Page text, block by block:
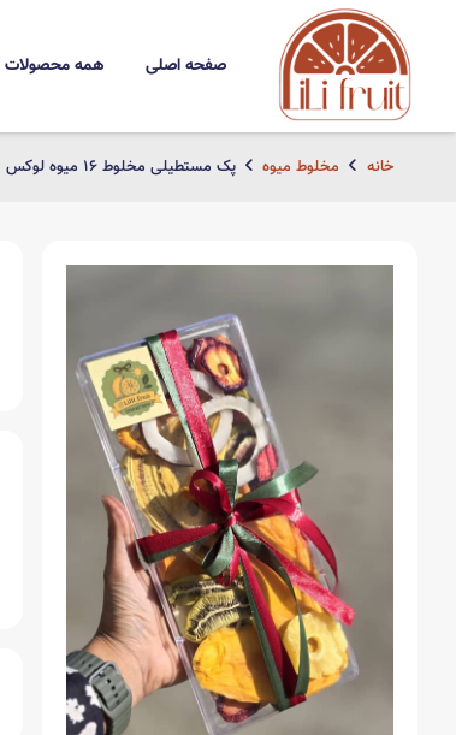
صفحه اصلی همه محصولات
خانه مخلوط میوه پک مستطیلی مخلوط 16 میوه لوکس